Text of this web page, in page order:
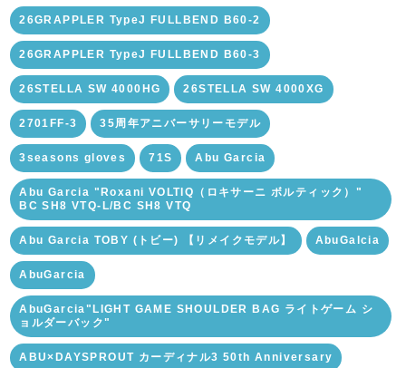
26GRAPPLER TypeJ FULLBEND B60-2
26GRAPPLER TypeJ FULLBEND B60-3
26STELLA SW 4000HG 26STELLA SW 4000XG
2701FF-3 35周年アニバーサリーモデル
3seasons gloves 71S Abu Garcia
Abu Garcia "Roxani VOLTIQ（ロキサーニ ボルティック）"
BC SH8 VTQ-L/BC SH8 VTQ
Abu Garcia TOBY (トビー) 【リメイクモデル】 AbuGalcia
AbuGarcia
AbuGarcia"LIGHT GAME SHOULDER BAG ライトゲーム シ
ョルダーバック"
ABU×DAYSPROUT カーディナル3 50th Anniversary